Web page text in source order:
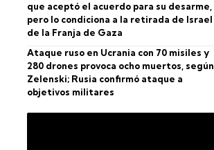
que aceptó el acuerdo para su desarme,
pero lo condiciona a la retirada de Israel
de la Franja de Gaza
Ataque ruso en Ucrania con 70 misiles y
280 drones provoca ocho muertos, según
Zelenski; Rusia confirmó ataque a
objetivos militares